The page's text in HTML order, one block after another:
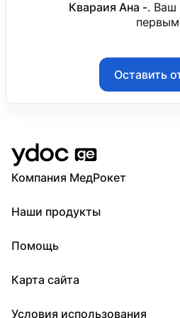
Квараия Ана -. Ваш
Оставить
Компания МедРокет
О YDoc
Наши продукты
ПроТаблетки
МедТочка
Помощь
Регистрация врача
Карта сайта
Условия использования